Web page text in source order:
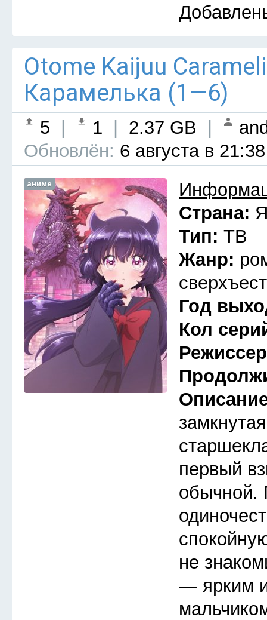
Otome Kaijuu
Карамелька (1—6)
5 1 2.37 GB
Обновлён: 6 августа в 21:38
аниме
Страна:
Тип: ТВ
Жанр:
Год
Кол
первый
обычной.
не
— ярким